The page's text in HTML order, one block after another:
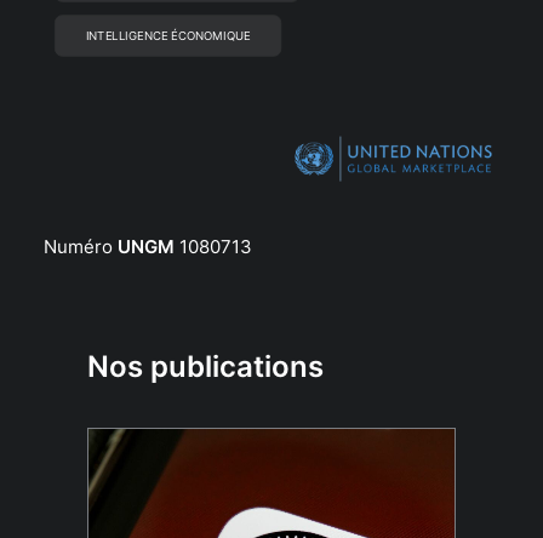
INTELLIGENCE ÉCONOMIQUE
Numéro UNGM 1080713
Nos publications